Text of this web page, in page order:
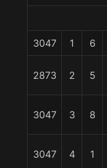
3047 1 6
2873 2 5
3047 3 8
3047 4 1